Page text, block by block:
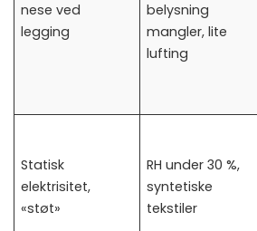
nese ved
legging
belysning
mangler, lite
lufting
Statisk
elektrisitet,
«støt»
RH under 30 %,
syntetiske
tekstiler